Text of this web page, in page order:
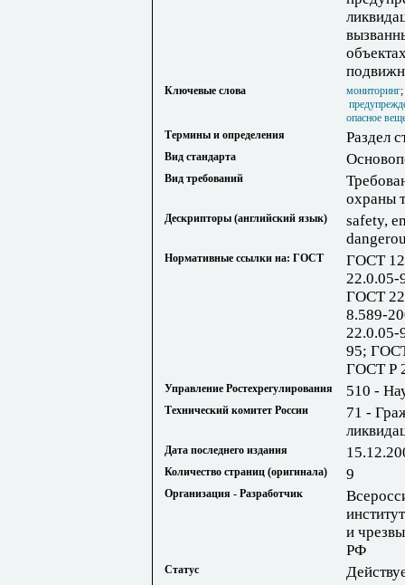
Ключевые слова мониторинг
опасное
Термины и определения
Раздел
Вид стандарта
Вид требований
охраны
Дескрипторы (английский язык)
safety,
Нормативные ссылки на: ГОСТ
ГОСТ
ГОСТ
8.589-
95;
ГОСТ Р
Управление Ростехрегулирования 510 -
Технический комитет России
71 -
Дата последнего издания
Количество страниц (оригинала) 9
Организация - Разработчик
и
РФ
Статус